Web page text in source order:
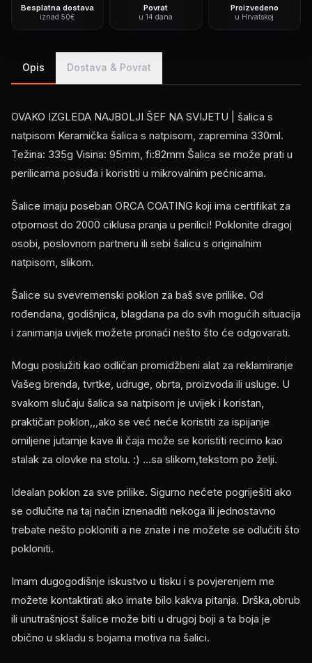
Besplatna dostava
iznad 50€
Povrat
u 14 dana
Proizvedeno
u Hrvatskoj
Opis Dostava & Povrat
OVAKO IZGLEDA NAJBOLJI ŠEF NA SVIJETU | šalica s
natpisom Keramička šalica s natpisom, zapremina 330ml.
Težina: 335g Visina: 95mm, fi:82mm Šalica se može prati u
perilicama posuđa i koristiti u mikrovalnim pećnicama.
Šalice imaju poseban ORCA COATING koji ima certifikat za
otpornost do 2000 ciklusa pranja u perilici! Poklonite dragoj
osobi, poslovnom partneru ili sebi šalicu s originalnim
natpisom, slikom.
Šalice su svevremenski poklon za baš sve prilike. Od
rođendana, godišnjica, blagdana pa do svih mogućih situacija
i zanimanja uvijek možete pronaći nešto što će odgovarati.
Mogu poslužiti kao odličan promidžbeni alat za reklamiranje
Vašeg brenda, tvrtke, udruge, obrta, proizvoda ili usluge. U
svakom slučaju šalica sa natpisom je uvijek i koristan,
praktičan poklon,,,ako se već neće koristiti za ispijanje
omiljene jutarnje kave ili čaja može se koristiti recimo kao
stalak za olovke na stolu. :) ...sa slikom,tekstom po želji.
Idealan poklon za sve prilike. Sigurno nećete pogriješiti ako
se odlučite na taj način iznenaditi nekoga ili jednostavno
trebate nešto pokloniti a ne znate i ne možete se odlučiti što
pokloniti.
Imam dugogodišnje iskustvo u tisku i s povjerenjem me
možete kontaktirati ako imate bilo kakva pitanja. Drška,obrub
ili unutrašnjost šalice može biti u drugoj boji a ta boja je
obično u skladu s bojama motiva na šalici.